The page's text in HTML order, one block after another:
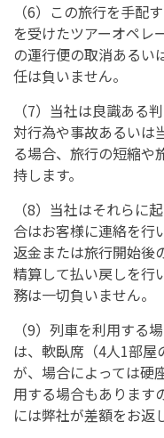
（6）この旅行を手配
を受けたツアーオペレ
の運行便の取消あるい
任は負いません。
（7）当社は良識ある
対行為や事故あるいは
る場合、旅行の短縮や
持します。
（8）当社はそれらに
合はお客様に連絡を行
返金または旅行開始後
精算して払い戻しを行
務は一切負いません。
（9）列車を利用する
は、軟臥席（4人1部屋
が、場合によっては硬
用する場合もあります
には弊社が差額をお返